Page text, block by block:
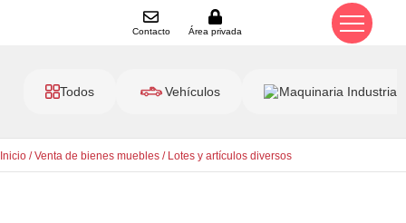
Contacto Área privada
Todos Vehículos Maquinaria Industrial
Inicio /Venta de bienes muebles / Lotes y artículos diversos